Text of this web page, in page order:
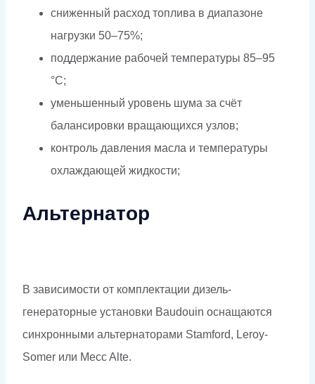
сниженный расход топлива в диапазоне
нагрузки 50–75%;
поддержание рабочей температуры 85–95
°C;
уменьшенный уровень шума за счёт
балансировки вращающихся узлов;
контроль давления масла и температуры
охлаждающей жидкости;
Альтернатор
В зависимости от комплектации дизель-
генераторные установки Baudouin оснащаются
синхронными альтернаторами Stamford, Leroy-
Somer или Mecc Alte.